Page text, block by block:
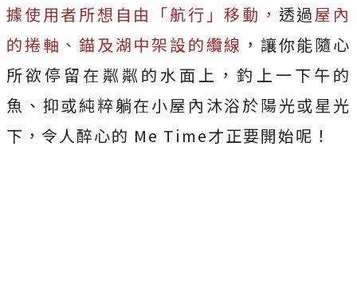
據使用者所想自由「航行」移動， 透過屋內
的捲軸、錨及湖中架設的纜線 ，讓你能隨心
所欲停留在粼粼的水面上，釣上一下午的
魚、抑或純粹躺在小屋內沐浴於陽光或星光
下，令人醉心的 Me Time才正要開始呢！